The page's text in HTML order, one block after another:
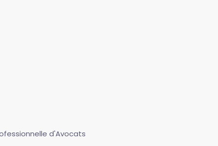
d'Avocats